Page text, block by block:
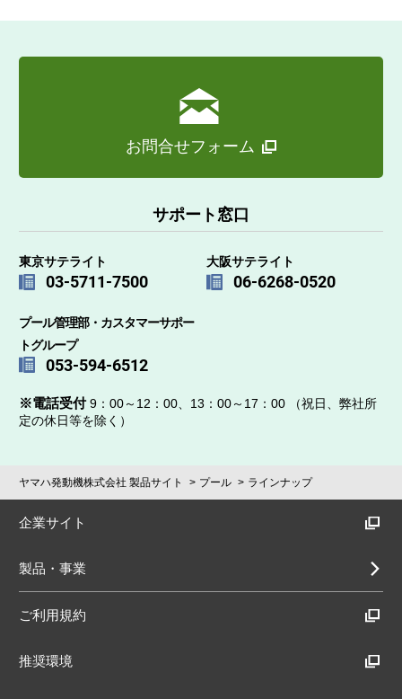
お問合せフォーム
サポート窓口
東京サテライト
03-5711-7500
大阪サテライト
06-6268-0520
プール管理部・カスタマーサポー
トグループ
053-594-6512
※電話受付9：00～12：00、13：00～17：00 （祝日、弊社所
定の休日等を除く）
ヤマハ発動機株式会社 製品サイト プール ラインナップ
企業サイト
製品・事業
ご利用規約
推奨環境